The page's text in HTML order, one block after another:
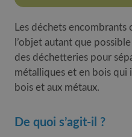
Les déchets
l’objet autant que
des déchetteries pour
métalliques et en bois
bois et aux métaux.
De quoi s’agit-il ?